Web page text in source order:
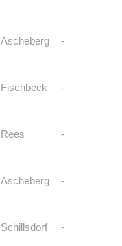
Ascheberg -
Fischbeck -
Rees -
Ascheberg -
Schillsdorf -